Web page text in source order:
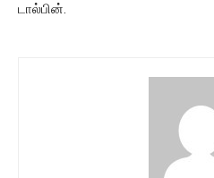
டால்பின்.